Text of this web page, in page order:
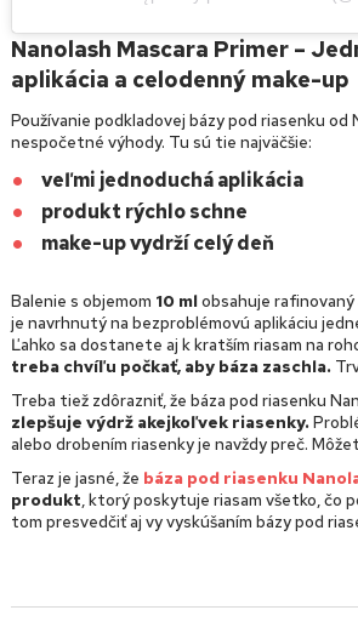
Nanolash Mascara Primer –
aplikácia a celodenný make-up
Používanie podkladovej bázy pod riasenku od
nespočetné výhody. Tu sú tie najväčšie:
veľmi jednoduchá aplikácia
produkt rýchlo schne
make-up vydrží celý deň
Balenie s objemom 10 mlobsahuje
je navrhnutý na bezproblémovú aplikáciu
Ľahko sa dostanete aj k kratším riasam na
treba chvíľu počkať, aby báza zaschla.
Treba tiež zdôrazniť, že báza pod riasenku
zlepšuje výdrž akejkoľvek riasenky.
alebo drobením riasenky je navždy preč.
Teraz je jasné, že báza pod riasenku
produkt, ktorý poskytuje riasam všetko, čo
tom presvedčiť aj vy vyskúšaním bázy pod